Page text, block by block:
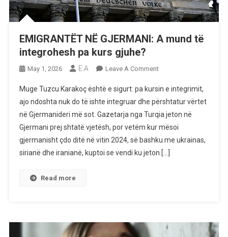
EMIGRANTËT NË GJERMANI: A mund të
integrohesh pa kurs gjuhe?
May 1, 2026 E.A Leave A CommentOn
NË
GJERMANI:
A
Mund
Të
Integrohesh
Muge Tuzcu Karakoç është e sigurt: pa kursin e integrimit,
ajo ndoshta nuk do të ishte integruar dhe përshtatur vërtet
në Gjermanideri më sot. Gazetarja nga Turqia jeton në
Gjermani prej shtatë vjetësh, por vetëm kur mësoi
gjermanisht çdo ditë në vitin 2024, së bashku me ukrainas,
sirianë dhe iranianë, kuptoi se vendi ku jeton […]
Read more